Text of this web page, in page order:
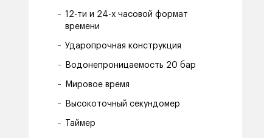
12-ти и 24-х часовой формат
времени
Ударопрочная конструкция
Водонепроницаемость 20 бар
Мировое время
Высокоточный секундомер
Таймер